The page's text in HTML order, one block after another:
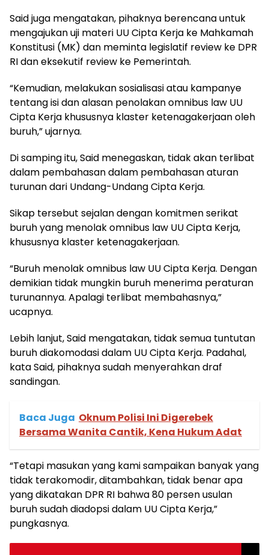
Said juga mengatakan, pihaknya berencana untuk
mengajukan uji materi UU Cipta Kerja ke Mahkamah
Konstitusi (MK) dan meminta legislatif review ke DPR
RI dan eksekutif review ke Pemerintah.
“Kemudian, melakukan sosialisasi atau kampanye
tentang isi dan alasan penolakan omnibus law UU
Cipta Kerja khususnya klaster ketenagakerjaan oleh
buruh,” ujarnya.
Di samping itu, Said menegaskan, tidak akan terlibat
dalam pembahasan dalam pembahasan aturan
turunan dari Undang-Undang Cipta Kerja.
Sikap tersebut sejalan dengan komitmen serikat
buruh yang menolak omnibus law UU Cipta Kerja,
khususnya klaster ketenagakerjaan.
“Buruh menolak omnibus law UU Cipta Kerja. Dengan
demikian tidak mungkin buruh menerima peraturan
turunannya. Apalagi terlibat membahasnya,”
ucapnya.
Lebih lanjut, Said mengatakan, tidak semua tuntutan
buruh diakomodasi dalam UU Cipta Kerja. Padahal,
kata Said, pihaknya sudah menyerahkan draf
sandingan.
Baca Juga Oknum Polisi Ini Digerebek
Bersama Wanita Cantik, Kena Hukum Adat
“Tetapi masukan yang kami sampaikan banyak yang
tidak terakomodir, ditambahkan, tidak benar apa
yang dikatakan DPR RI bahwa 80 persen usulan
buruh sudah diadopsi dalam UU Cipta Kerja,”
pungkasnya.